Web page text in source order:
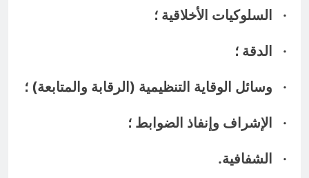
· السلوكيات الأخلاقية ؛
· الدقة ؛
· وسائل الوقاية التنظيمية (الرقابة والمتابعة) ؛
· الإشراف وإنفاذ الضوابط ؛
· الشفافية.